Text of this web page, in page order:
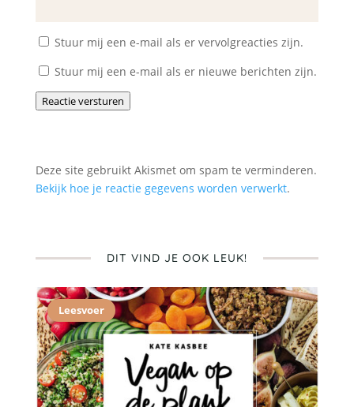
Stuur mij een e-mail als er vervolgreacties zijn.
Stuur mij een e-mail als er nieuwe berichten zijn.
Reactie versturen
Deze site gebruikt Akismet om spam te verminderen.
Bekijk hoe je reactie gegevens worden verwerkt.
DIT VIND JE OOK LEUK!
Leesvoer